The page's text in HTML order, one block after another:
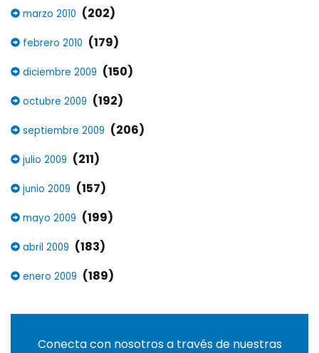
marzo 2010 (202)
febrero 2010 (179)
diciembre 2009 (150)
octubre 2009 (192)
septiembre 2009 (206)
julio 2009 (211)
junio 2009 (157)
mayo 2009 (199)
abril 2009 (183)
enero 2009 (189)
Conecta con nosotros a través de nuestras